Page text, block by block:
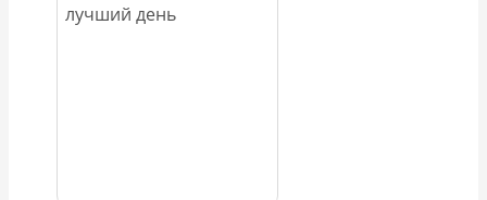
лучший день